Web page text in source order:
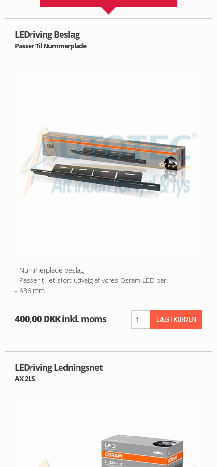
LEDriving Beslag
Passer Til Nummerplade
- Nummerplade beslag
- Passer til et stort udvalg af vores Osram LED bar
- 686 mm
400,00 DKK inkl. moms
LEDriving Ledningsnet
AX 2LS